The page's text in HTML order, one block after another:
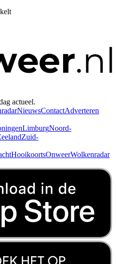
actueel.
NieuwsContactAdverteren
LimburgNoord-
Zuid-
HooikoortsOnweerWolkenradar